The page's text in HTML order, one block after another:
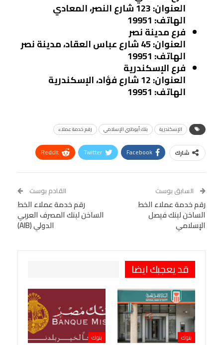
العنوان: 123 شارع النصر، المعادي
الهاتف: 19951
فرع مدينة نصر
العنوان: 45 شارع عباس العقاد، مدينة نصر
الهاتف: 19951
فرع الإسكندرية
العنوان: 12 شارع فؤاد، الإسكندرية
الهاتف: 19951
الإسكندرية بنك أبوظبي الإسلامي رقم خدمة عملاء
شارك Facebook
Twitter
ReddIt
البريد الإلكتروني
VK
Digg
LINE
BlackBerry
Viber
السابق بوست
رقم خدمة عملاء الخط
الساخن لبنك فيصل
الإسلامي
القادم بوست
رقم خدمة عملاء الخط
الساخن لبنك المصرف العربي
الدولي (AIB)
قد يعجبك ايضا
بنوك بنوك